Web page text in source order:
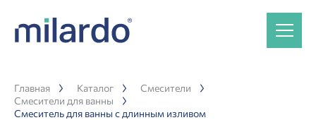
Главная Каталог
Смесители
Смесители для ванны
Смеситель для ванны с длинным изливом